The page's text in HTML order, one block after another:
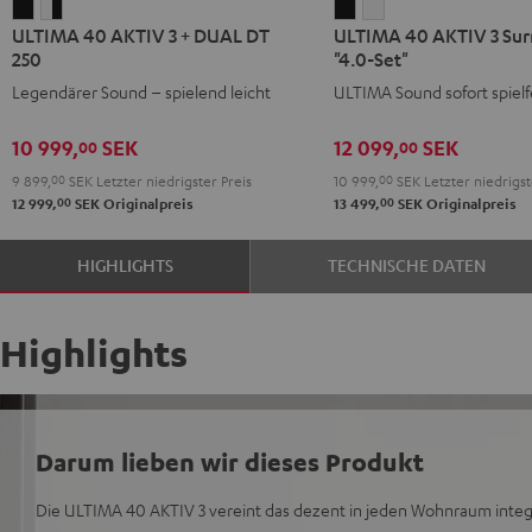
40
AKTIV
3
DUAL
DT
250
Schwarz
Schwarz
40
3
DUAL
DT
250
Weiß
Schwarz
ULTIMA 40 AKTIV 3 + DUAL DT
250
Legendärer Sound – spielend leicht
10 999,00 SEK
9 899, 00 SEK Letzter niedrigster Preis
12 999,00 SEK Originalpreis
40
AKTIV
3
"4.0-
Set"
Schwarz
40
AKTIV
3
"4.0-
Set"
Weiß
ULTIMA 40 AKTIV 3
"4.0-Set"
ULTIMA Sound sofort
12 099,00SEK
10 999, 00SEKLetzter
13 499,00SEKOriginalpreis
HIGHLIGHTS TECHNISCHE DATEN
Highlights
Darum lieben wir dieses Produkt
Die ULTIMA 40 AKTIV 3 vereint das dezent in jeden Wohnraum